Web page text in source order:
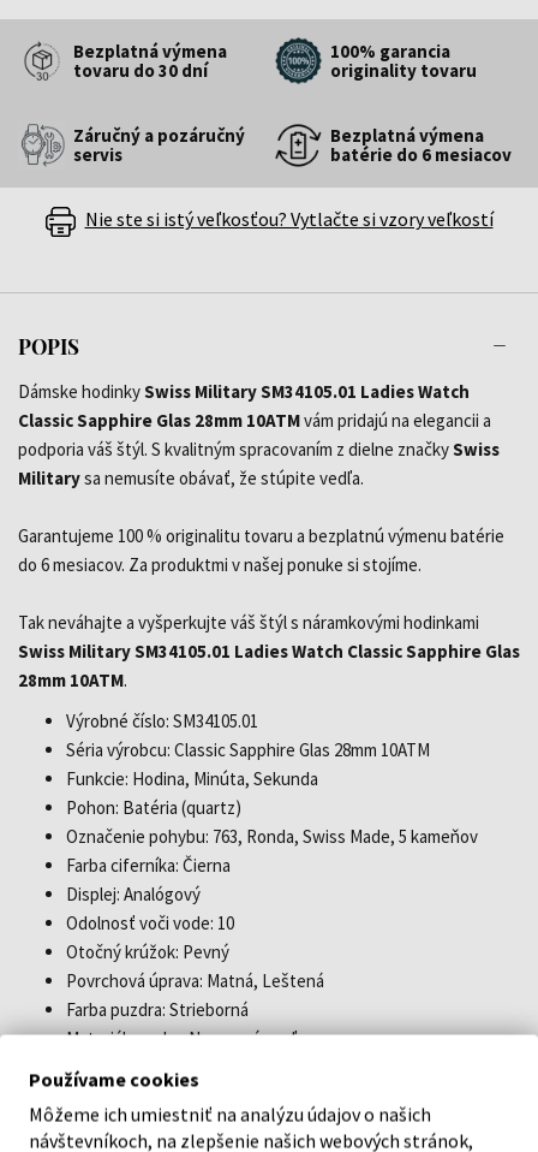
Bezplatná výmena
tovaru do 30 dní
100% garancia
originality tovaru
Záručný a pozáručný
servis
Bezplatná výmena
batérie do 6 mesiacov
Nie ste si istý veľkosťou? Vytlačte si vzory veľkostí
POPIS
Dámske hodinkySwiss Military SM34105.01 Ladies Watch
Classic Sapphire Glas 28mm 10ATMvám pridajú na elegancii a
podporia váš štýl. S kvalitným spracovaním z dielne značkySwiss
Militarysa nemusíte obávať, že stúpite vedľa.
Garantujeme 100 % originalitu tovaru a bezplatnú výmenu batérie
do 6 mesiacov. Za produktmi v našej ponuke si stojíme.
Tak neváhajte a vyšperkujte váš štýl s náramkovými hodinkami
Swiss Military SM34105.01 Ladies Watch Classic Sapphire Glas
28mm 10ATM.
Výrobné číslo: SM34105.01
Séria výrobcu: Classic Sapphire Glas 28mm 10ATM
Funkcie: Hodina, Minúta, Sekunda
Pohon: Batéria (quartz)
Označenie pohybu: 763, Ronda, Swiss Made, 5 kameňov
Farba ciferníka: Čierna
Displej: Analógový
Odolnosť voči vode: 10
Otočný krúžok: Pevný
Povrchová úprava: Matná, Leštená
Farba puzdra: Strieborná
Materiál puzdra: Nerezová oceľ
Hrúbka puzdra: 8
Šírka puzdra: 28
Používame cookies
Môžeme ich umiestniť na analýzu údajov o našich
návštevníkoch, na zlepšenie našich webových stránok,